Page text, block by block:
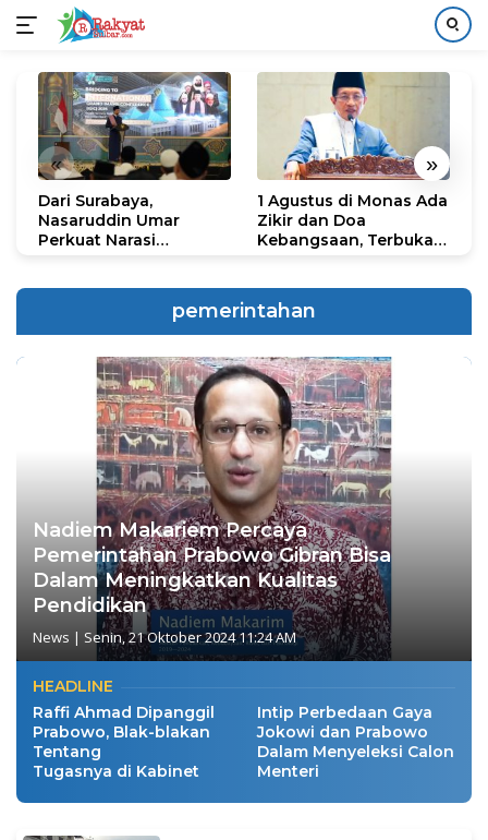
konten
« »
Dari Surabaya,
Nasaruddin Umar
Perkuat Narasi
1 Agustus di Monas Ada
Zikir dan Doa
Kebangsaan, Terbuka
pemerintahan
Nadiem Makariem Percaya
Pemerintahan Prabowo Gibran Bisa
Dalam Meningkatkan Kualitas
Pendidikan
News | Senin, 21 Oktober 2024 11:24 AM
HEADLINE
Raffi Ahmad Dipanggil
Prabowo, Blak-blakan
Tentang
Tugasnya di Kabinet
Intip Perbedaan Gaya
Jokowi dan Prabowo
Dalam Menyeleksi Calon
Menteri